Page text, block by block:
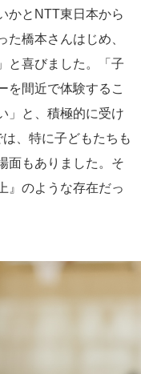
かとNTT東日本から
橋本さんはじめ、
と喜びました。「子
を間近で体験するこ
」と、積極的に受け
、特に子どもたちも
面もありました。そ
』のような存在だっ